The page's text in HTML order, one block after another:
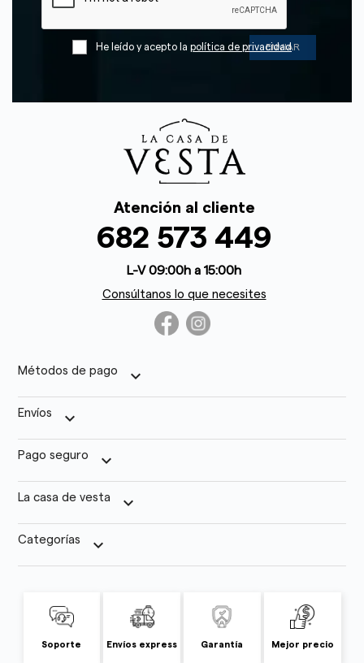
He leído y acepto la política de privacidad
Atención al cliente
682 573 449
L-V 09:00h a 15:00h
Consúltanos lo que necesites
Métodos de pago keyboard_arrow_down
Envíos keyboard_arrow_down
Pago seguro keyboard_arrow_down
La casa de vesta keyboard_arrow_down
Categorías keyboard_arrow_down
Soporte Envíos express Garantía Mejor precio